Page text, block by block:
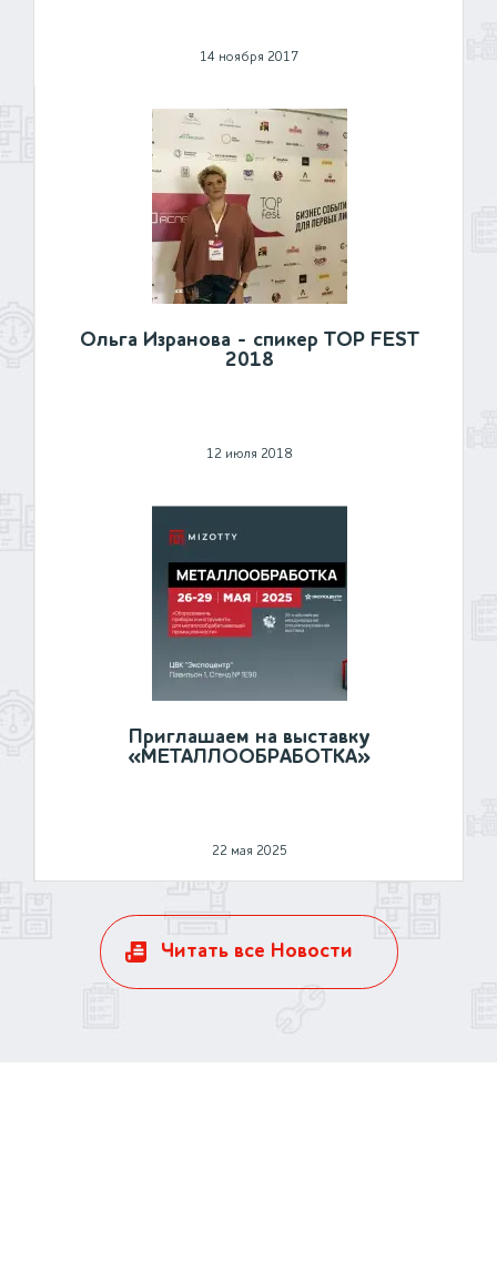
14 ноября 2017
Ольга Изранова - спикер TOP FEST
2018
12 июля 2018
Приглашаем на выставку
«МЕТАЛЛООБРАБОТКА»
22 мая 2025
Читать все Новости